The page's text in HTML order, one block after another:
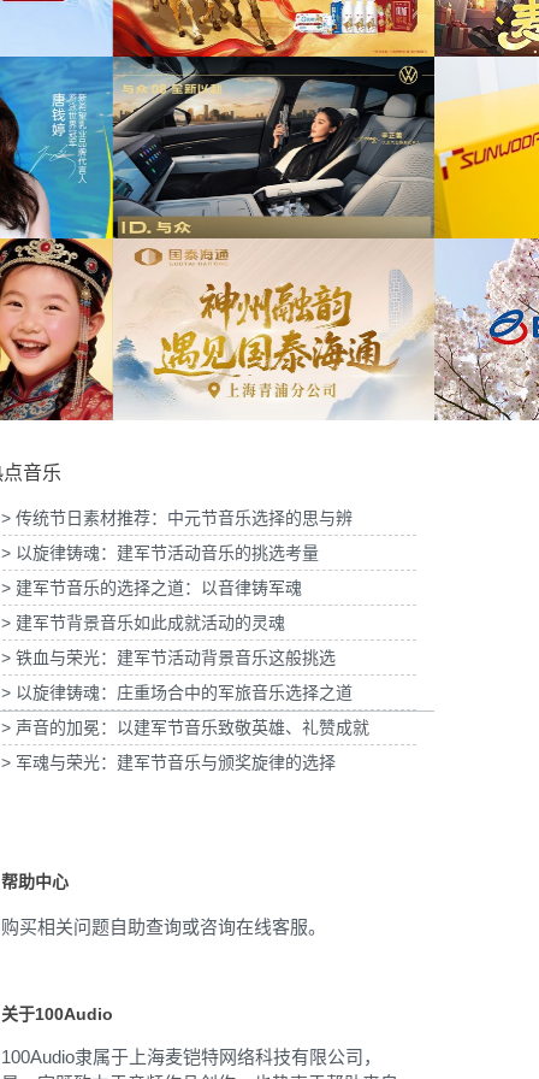
公司2026年中策略会提供音
为华为Vision智慧屏6鸿蒙智家技术发布会精
华剪项目提供音乐版权
博物馆马年限定礼盒宣传项
提供音乐版权
为《出发吧麦芬》2周年活动提供音乐版权
众08 KOL摄影制作项目提供
音乐版权
为欣旺达武汉商用车展宣发项目提供音乐版权
海青浦分公司宣传项目提供
音乐版权
为宝武集团二十四节气清明项目提供音乐版权
音乐
> 传统节日素材推荐：中元节音乐选择的思与辨
> 以旋律铸魂：建军节活动音乐的挑选考量
> 建军节音乐的选择之道：以音律铸军魂
> 建军节背景音乐如此成就活动的灵魂
> 铁血与荣光：建军节活动背景音乐这般挑选
> 以旋律铸魂：庄重场合中的军旅音乐选择之道
> 声音的加冕：以建军节音乐致敬英雄、礼赞成就
> 军魂与荣光：建军节音乐与颁奖旋律的选择
帮助中心
购买相关问题自助查询或咨询在线客服。
关于100Audio
100Audio隶属于上海麦铠特网络科技有限公司，